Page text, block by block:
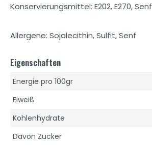
Konservierungsmittel: E202, E270, Senf
Allergene: Sojalecithin, Sulfit, Senf
Eigenschaften
Energie pro 100gr
Eiweiß
Kohlenhydrate
Davon Zucker